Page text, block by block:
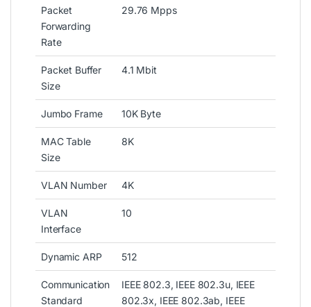
Packet
Forwarding
Rate
29.76 Mpps
Packet Buffer
Size
4.1 Mbit
Jumbo Frame 10K Byte
MAC Table
Size
8K
VLAN Number 4K
VLAN
Interface
10
Dynamic ARP 512
Communication
Standard
IEEE 802.3, IEEE 802.3u, IEEE
802.3x, IEEE 802.3ab, IEEE